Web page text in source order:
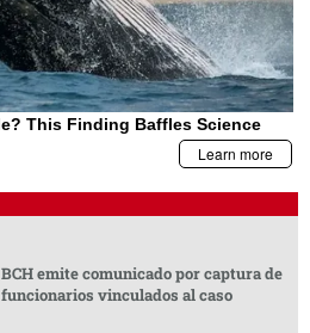
BCH emite comunicado por captura de
funcionarios vinculados al caso